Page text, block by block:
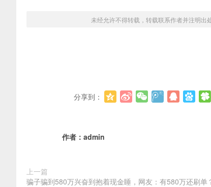
未经允许不得转载，转载联系作者并注明出
分享到：
作者： admin
上一篇
骗子骗到580万兴奋到抱着现金睡，网友：有580万还刷单